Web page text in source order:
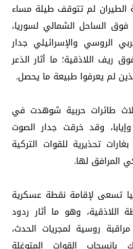
الطيران لم تتوقف طيلة مساء
الساحل الشمالي لسوريا،
الروسي والإسرائيلي جدار
ريف اللاذقية؛ ما أثار الذعر
لم يعرفوا طبيعة ما يحصل.
طائرات حربية شوهدت في
وقد خرقت جدار الصوت
تحذيرية للقوات التركية
المرافق لها.
تسعى لإقامة نقطة عسكرية
وهو ما أثار ردود
روسية لمجريات الحدث،